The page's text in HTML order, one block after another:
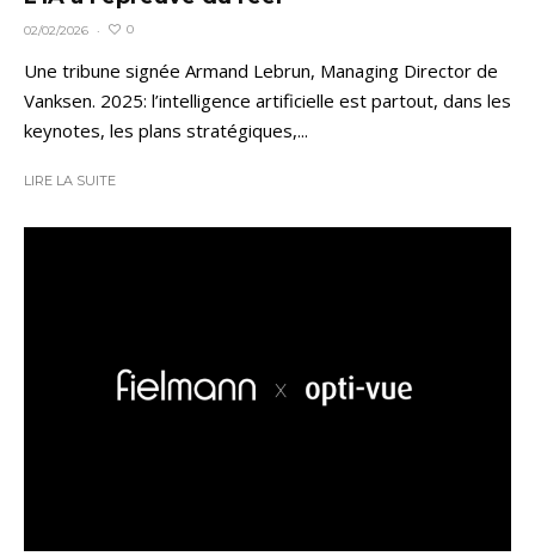
02/02/2026 · 0
Une tribune signée Armand Lebrun, Managing Director de
Vanksen. 2025: l’intelligence artificielle est partout, dans les
keynotes, les plans stratégiques,...
LIRE LA SUITE